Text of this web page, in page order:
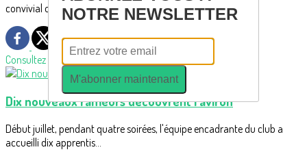
convivial offrant une offre de loisir exceptionnelle !
Consultez également
Dix nouveaux rameurs découvrent l'aviron
Début juillet, pendant quatre soirées, l'équipe encadrante du club a
accueilli dix apprentis...
NOTRE NEWSLETTER
M'abonner maintenant